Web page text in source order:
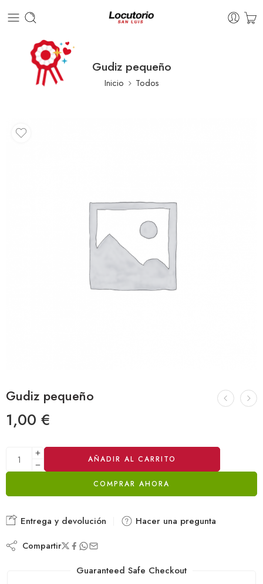
Gudiz pequeño
Inicio Todos
Gudiz pequeño
1,00 €
AÑADIR AL CARRITO
COMPRAR AHORA
Alternative:
Entrega y devolución Hacer una pregunta
Compartir
Guaranteed Safe Checkout